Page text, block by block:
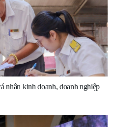
nhân kinh doanh, doanh nghiệp